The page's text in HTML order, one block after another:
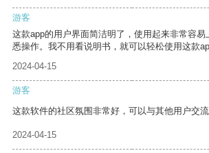
游客
这款app的用户界面简洁明了，使用起来非常容
悉操作。我不用看说明书，就可以轻松使用这款
2024-04-15
游客
这款软件的社区氛围非常好，可以与其他用户交流
2024-04-15